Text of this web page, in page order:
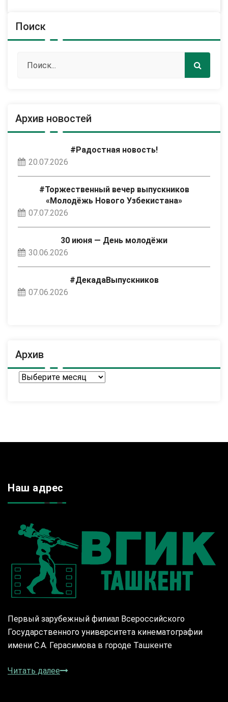
Поиск
Архив новостей
#Радостная новость!
20.07.2026
#Торжественный вечер выпускников
«Молодёжь Нового Узбекистана»
07.07.2026
30 июня — День молодёжи
30.06.2026
#ДекадаВыпускников
07.06.2026
Архив
Архив
Наш адрес
Первый зарубежный филиал Всероссийского
Государственного университета кинематографии
имени С.А. Герасимова в городе Ташкенте
Читать далее